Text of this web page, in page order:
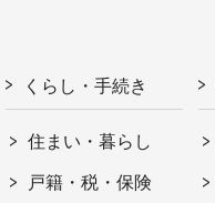
くらし・手続き
住まい・暮らし
戸籍・税・保険